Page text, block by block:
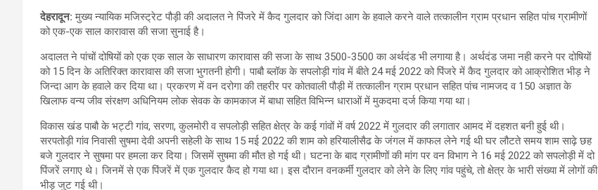
देहरादून:मुख्य न्यायिक मजिस्ट्रेट पौड़ी की अदालत ने पिंजरे में कैद गुलदार को जिंदा आग के हवाले करने वाले तत्कालीन ग्राम प्रधान सहित पांच ग्रामीणों
को एक-एक साल कारावास की सजा सुनाई है।
अदालत ने पांचों दोषियों को एक एक साल के साधारण कारावास की सजा के साथ 3500-3500 का अर्थदंड भी लगाया है। अर्थदंड जमा नही करने पर दोषियों
को 15 दिन के अतिरिक्त कारावास की सजा भुगतनी होगी। पाबौ ब्लॉक के सपलोड़ी गांव में बीते 24 मई 2022 को पिंजरे में कैद गुलदार को आक्रोशित भीड़ ने
जिन्दा आग के हवाले कर दिया था। प्रकरण में वन दरोगा की तहरीर पर कोतवाली पौड़ी में तत्कालीन ग्राम प्रधान सहित पांच नामजद व 150 अज्ञात के
खिलाफ वन्य जीव संरक्षण अधिनियम लोक सेवक के कामकाज में बाधा सहित विभिन्न धाराओं में मुकदमा दर्ज किया गया था।
विकास खंड पाबौ के भट्टी गांव, सरणा, कुलमोरी व सपलोड़ी सहित क्षेत्र के कई गांवों में वर्ष 2022 में गुलदार की लगातार आमद में दहशत बनी हुई थी।
सरपतोड़ी गांव निवासी सुषमा देवी अपनी सहेली के साथ 15 मई 2022 की शाम को हरियालीसैढ के जंगल में काफल लेने गई थी घर लौटते समय शाम साढ़े छह
बजे गुलदार ने सुषमा पर हमला कर दिया। जिसमें सुषमा की मौत हो गई थी। घटना के बाद ग्रामीणों की मांग पर वन विभाग ने 16 मई 2022 को सपलोड़ी में दो
पिंजरें लगाए थे। जिनमें से एक पिंजरें में एक गुलदार कैद हो गया था। इस दौरान वनकर्मी गुलदार को लेने के लिए गांव पहुंचे, तो क्षेत्र के भारी संख्या में लोगों की
भीड़ जुट गई थी।